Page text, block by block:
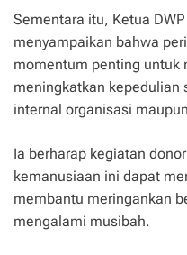
Sementara itu, Ketua
menyampaikan bahwa
momentum penting untuk
meningkatkan kepedulian
internal organisasi
Ia berharap kegiatan
kemanusiaan ini dapat
membantu meringankan
mengalami musibah.